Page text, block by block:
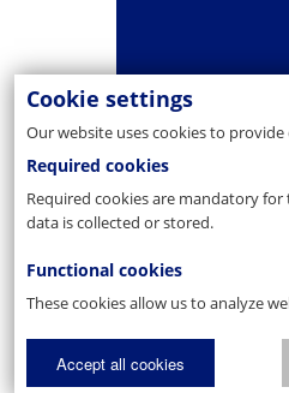
Cookie settings
Our website uses cookies to
Required cookies
Required cookies are mandatory
data is collected or stored.
Functional cookies
These cookies allow us to analyze
Accept all cookies